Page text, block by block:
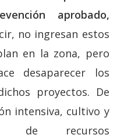
aprobado,
no ingresan estos
en la zona, pero
desaparecer los
proyectos. De
intensiva, cultivo y
de recursos